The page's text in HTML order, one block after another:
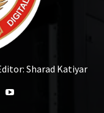
Sharad Katiyar